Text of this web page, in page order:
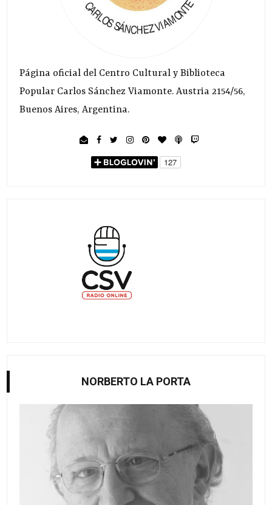
Página oficial del Centro Cultural y Biblioteca
Popular Carlos Sánchez Viamonte. Austria 2154/56,
Buenos Aires, Argentina.
NORBERTO LA PORTA